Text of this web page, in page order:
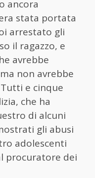
ancora
stata portata
arrestato gli
il ragazzo, e
avrebbe
non avrebbe
e cinque
che ha
di alcuni
gli abusi
adolescenti
procuratore dei